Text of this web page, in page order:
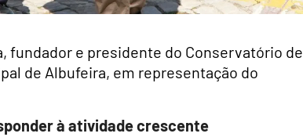
fundador e presidente do Conservatório de
de Albufeira, em representação do
à atividade crescente